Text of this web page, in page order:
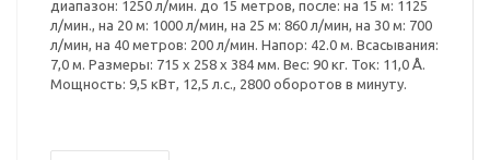
диапазон: 1250 л/мин. до 15 метров, после: на 15 м: 1125
л/мин., на 20 м: 1000 л/мин, на 25 м: 860 л/мин, на 30 м: 700
л/мин, на 40 метров: 200 л/мин. Напор: 42.0 м. Всасывания:
7,0 м. Размеры: 715 х 258 х 384 мм. Вес: 90 кг. Ток: 11,0 Å.
Мощность: 9,5 кВт, 12,5 л.с., 2800 оборотов в минуту.